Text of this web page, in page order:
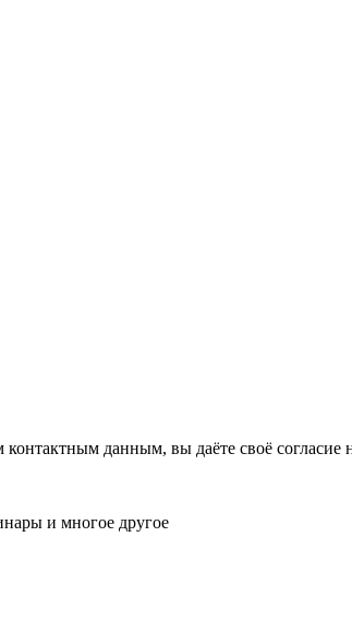
данным, вы даёте своё согласие
и многое другое